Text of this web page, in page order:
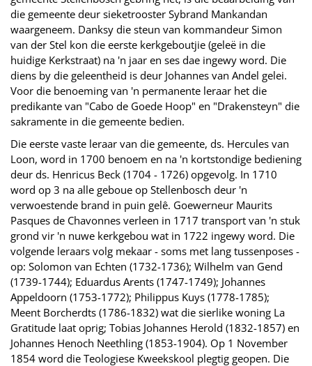
die gemeente deur sieketrooster Sybrand Mankandan
waargeneem. Danksy die steun van kommandeur Simon
van der Stel kon die eerste kerkgeboutjie (geleë in die
huidige Kerkstraat) na 'n jaar en ses dae ingewy word. Die
diens by die geleentheid is deur Johannes van Andel gelei.
Voor die benoeming van 'n permanente leraar het die
predikante van "Cabo de Goede Hoop" en "Drakensteyn" die
sakramente in die gemeente bedien.
Die eerste vaste leraar van die gemeente, ds. Hercules van
Loon, word in 1700 benoem en na 'n kortstondige bediening
deur ds. Henricus Beck (1704 - 1726) opgevolg. In 1710
word op 3 na alle geboue op Stellenbosch deur 'n
verwoestende brand in puin gelê. Goewerneur Maurits
Pasques de Chavonnes verleen in 1717 transport van 'n stuk
grond vir 'n nuwe kerkgebou wat in 1722 ingewy word. Die
volgende leraars volg mekaar - soms met lang tussenposes -
op: Solomon van Echten (1732-1736); Wilhelm van Gend
(1739-1744); Eduardus Arents (1747-1749); Johannes
Appeldoorn (1753-1772); Philippus Kuys (1778-1785);
Meent Borcherdts (1786-1832) wat die sierlike woning La
Gratitude laat oprig; Tobias Johannes Herold (1832-1857) en
Johannes Henoch Neethling (1853-1904). Op 1 November
1854 word die Teologiese Kweekskool plegtig geopen. Die